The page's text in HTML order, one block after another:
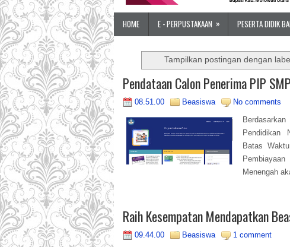
HOME E - PERPUSTAKAAN » PESERTA DIDIK
Tampilkan postingan dengan
Pendataan Calon Penerima PIP
08.51.00 Beasiswa
No comments
Pendidikan
Batas
Menengah
Raih Kesempatan Mendapatkan
09.44.00 Beasiswa
1 comment